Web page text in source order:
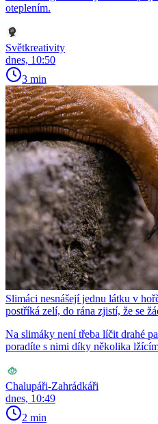
oteplením.
Světkreativity
dnes, 10:50
3 min
Slimáci nesnášejí jednu látku v
postříká zelí, do rána zjistí, že se
Na slimáky není třeba líčit drahé
poradíte s nimi díky několika
Chalupáři-Zahrádkáři
dnes, 10:49
2 min